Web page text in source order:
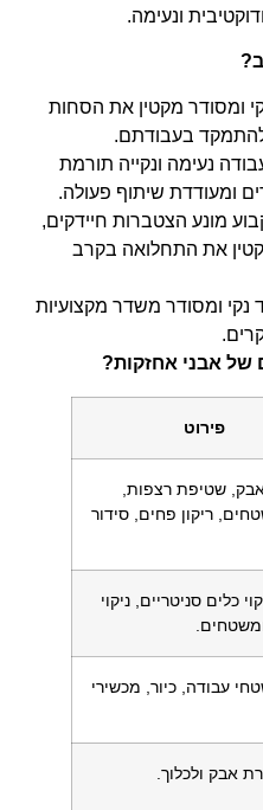
ונעימה.
ומסודר מקטין את הסחות
בעבודתם.
נעימה ונקייה תורמת
ומעודדת שיתוף פעולה.
קבוע מונע הצטברות חיידקים,
את התחלואה בקרב
נקי ומסודר משדר מקצועיות
של אבני אחזקות?
פירוט
שטיפת רצפות,
ריקון פחים, סידור
כלים סניטריים, ניקוי
עבודה, כיור, מכשירי
אבק ולכלוך.